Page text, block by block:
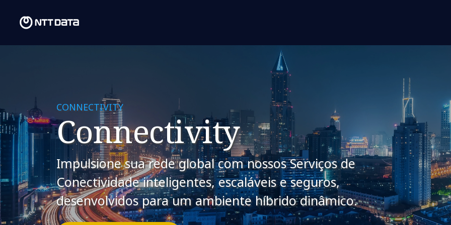
CONNECTIVITY
Connectivity
Impulsione sua rede global com nossos Serviços de
Conectividade inteligentes, escaláveis e seguros,
desenvolvidos para um ambiente híbrido dinâmico.